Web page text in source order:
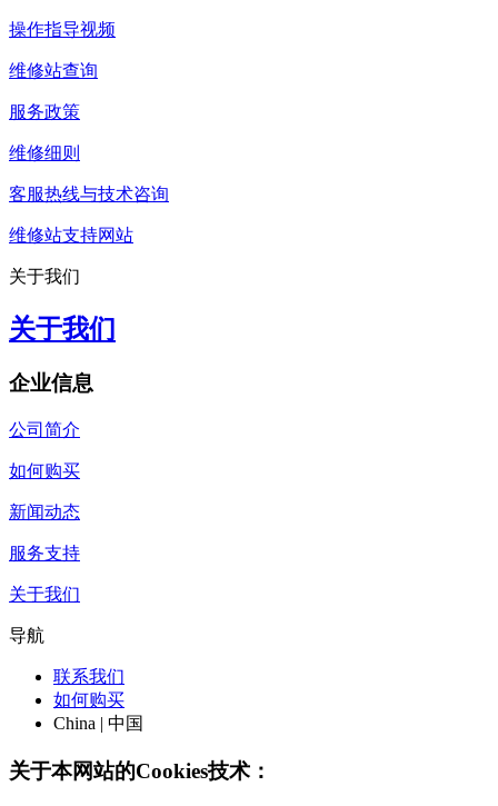
操作指导视频
维修站查询
服务政策
维修细则
客服热线与技术咨询
维修站支持网站
关于我们
关于我们
企业信息
公司简介
如何购买
新闻动态
服务支持
关于我们
导航
联系我们
如何购买
China | 中国
关于本网站的Cookies技术：